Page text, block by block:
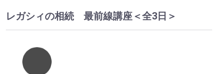
レガシィの相続 最前線講座＜全3日＞